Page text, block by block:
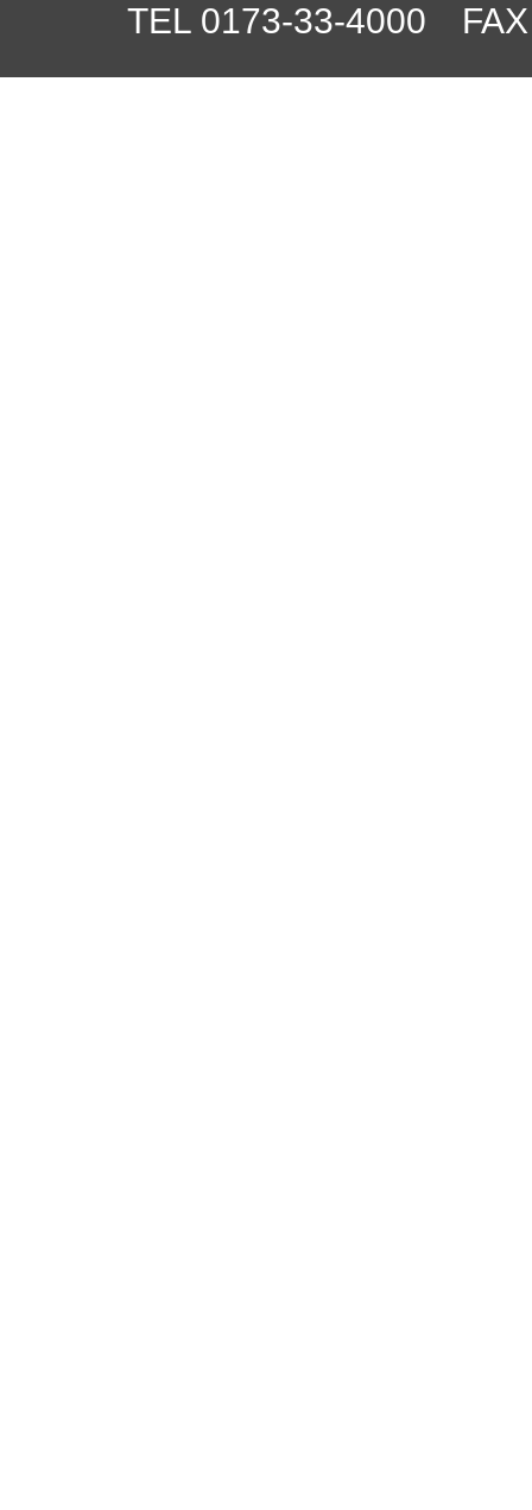
TEL 0173-33-4000